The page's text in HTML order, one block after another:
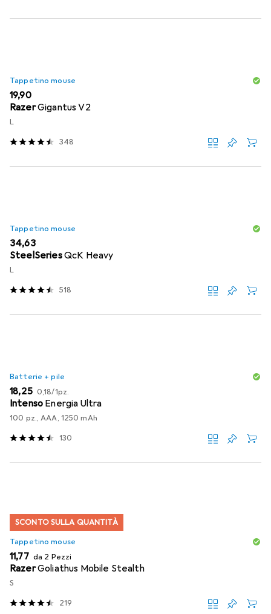
Tappetino mouse
EUR
19,90
RazerGigantus V2
L
348
Tappetino mouse
EUR
34,63
SteelSeriesQcK Heavy
L
518
Batterie + pile
EUR
18,25 EUR
0,18/1pz.
Intenso Energia Ultra
100 pz., AAA, 1250 mAh
130
SCONTO SULLA QUANTITÀ
Tappetino mouse
EUR
11,77 da 2 Pezzi
RazerGoliathus Mobile Stealth
S
219